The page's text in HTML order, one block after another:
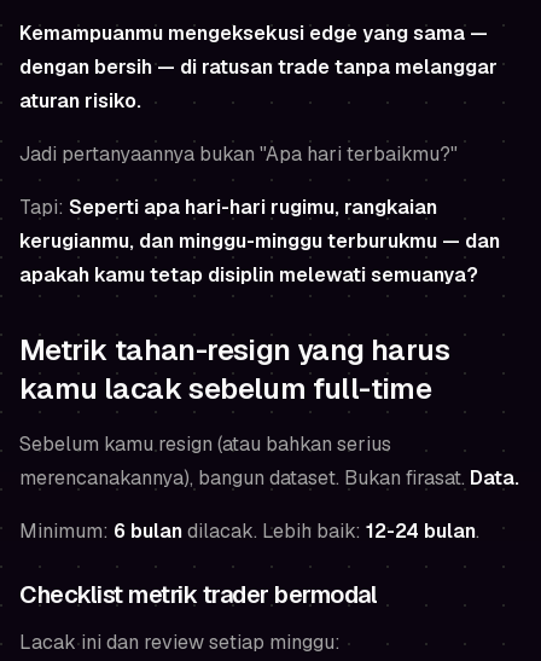
Kemampuanmu mengeksekusi edge yang sama —
dengan bersih — di ratusan trade tanpa melanggar
aturan risiko.
Jadi pertanyaannya bukan "Apa hari terbaikmu?"
Tapi: Seperti apa hari-hari rugimu, rangkaian
kerugianmu, dan minggu-minggu terburukmu — dan
apakah kamu tetap disiplin melewati semuanya?
Metrik tahan-resign yang harus
kamu lacak sebelum full-time
Sebelum kamu resign (atau bahkan serius
merencanakannya), bangun dataset. Bukan firasat. Data.
Minimum: 6 bulandilacak. Lebih baik: 12-24 bulan.
Checklist metrik trader bermodal
Lacak ini dan review setiap minggu: